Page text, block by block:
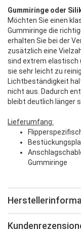
Gummiringe oder
Möchten Sie einen
Gummiringe die
erhalten Sie bei der
zusätzlich eine
sind extrem elastisch
sie sehr leicht zu
Lichtbeständigkeit
nicht aus. Dadurch
bleibt deutlich länger
Lieferumfang:
Gummiringe